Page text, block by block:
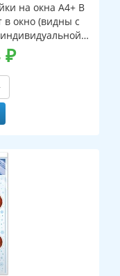
на окна А4+ В
в окно (видны с
клапаном)
₽